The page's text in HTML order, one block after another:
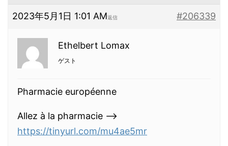
2023年5月1日 1:01 AM #206339
返信
Ethelbert Lomax
ゲスト
Pharmacie européenne
Allez à la pharmacie —>
https://tinyurl.com/mu4ae5mr